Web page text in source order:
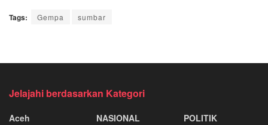
Tags: Gempa sumbar
Jelajahi berdasarkan Kategori
Aceh
NASIONAL
POLITIK